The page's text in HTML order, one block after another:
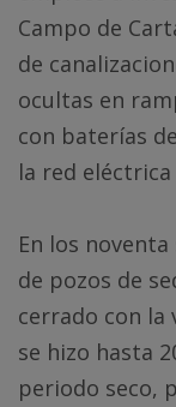
Campo de
de
ocultas en
con baterías
la red
En los
de pozos de
cerrado con la
se hizo hasta
periodo seco,